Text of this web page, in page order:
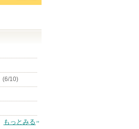
(6/10)
もっとみる